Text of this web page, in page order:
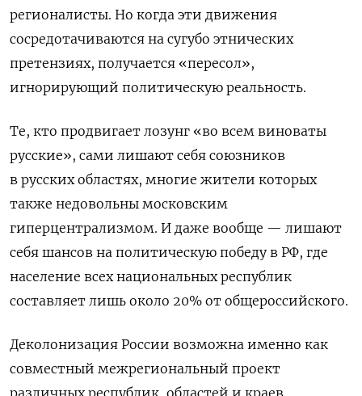
регионалисты. Но когда эти движения
сосредотачиваются на сугубо этнических
претензиях, получается «пересол»,
игнорирующий политическую реальность.
Те, кто продвигает лозунг «во всем виноваты
русские», сами лишают себя союзников
в русских областях, многие жители которых
также недовольны московским
гиперцентрализмом. И даже вообще — лишают
себя шансов на политическую победу в РФ, где
население всех национальных республик
составляет лишь около 20% от общероссийского.
Деколонизация России возможна именно как
совместный межрегиональный проект